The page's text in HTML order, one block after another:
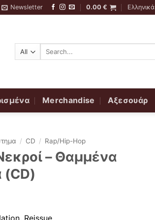
Newsletter 0.00€ Ελληνικά
Αναζήτηση
Merchandise Αξεσουάρ
/ CD / Rap/Hip-Hop
‎– Θαμμένα
(CD)
Reissue